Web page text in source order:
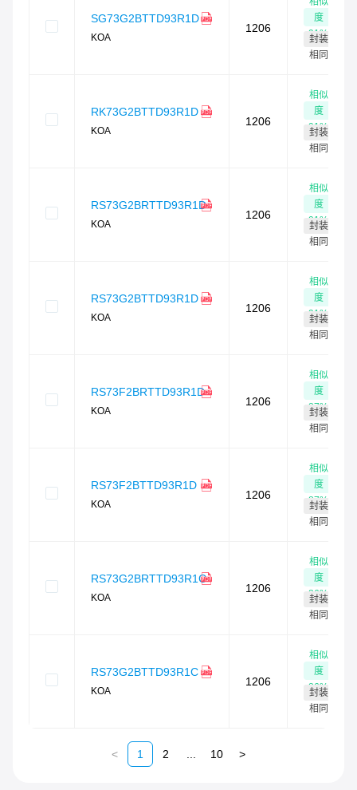
SG73G2BTTD93R1D
KOA
1206
度
91%
封装
相同
RK73G2BTTD93R1D
KOA
1206
相似
度
91%
封装
相同
RS73G2BRTTD93R1D
KOA
1206
相似
度
91%
封装
相同
RS73G2BTTD93R1D
KOA
1206
相似
度
91%
封装
相同
RS73F2BRTTD93R1D
KOA
1206
相似
度
87%
封装
相同
RS73F2BTTD93R1D
KOA
1206
相似
度
87%
封装
相同
RS73G2BRTTD93R1C
KOA
1206
相似
度
86%
封装
相同
RS73G2BTTD93R1C
KOA
1206
相似
度
86%
封装
相同
< 1 2 10 >